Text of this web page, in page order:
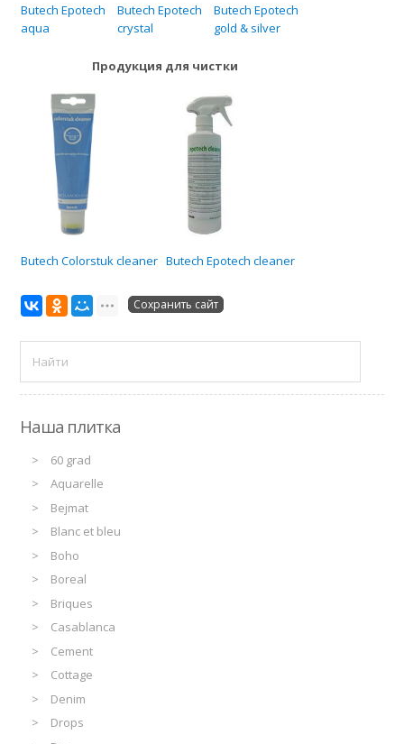
Butech Epotech
aqua
Butech Epotech
crystal
Butech Epotech
gold & silver
Продукция для чистки
Butech Colorstuk cleaner Butech Epotech cleaner
Сохранить сайт
Наша плитка
60 grad
Aquarelle
Bejmat
Blanc et bleu
Boho
Boreal
Briques
Casablanca
Cement
Cottage
Denim
Drops